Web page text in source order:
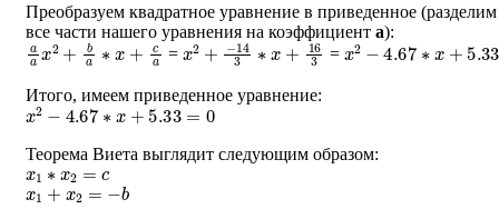
Преобразуем квадратное уравнение в приведенное (разделим
все части нашего уравнения на коэффициент a):
aax2+ba∗x+ca = x2+−143∗x+163 = x2− 4.67∗ 5.33
Итого, имеем приведенное уравнение:
x2−4.67∗x+5.33=0
Теорема Виета выглядит следующим образом:
x1∗x2= c
x1 + x2 =− b